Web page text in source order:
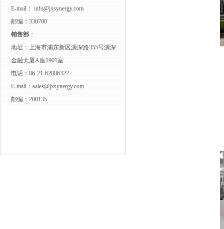
E-mail： info@jxsynergy.com
邮编：330700
销售部 ：
地址：上海市浦东新区源深路355号源深
金融大厦A座1901室
电话：86-21-62886322
E-mail： sales@jxsynergy.com
邮编：200135